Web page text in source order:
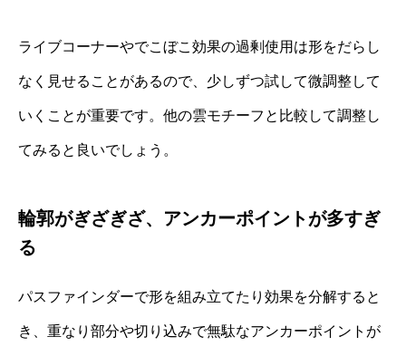
ライブコーナーやでこぼこ効果の過剰使用は形をだらし
なく見せることがあるので、少しずつ試して微調整して
いくことが重要です。他の雲モチーフと比較して調整し
てみると良いでしょう。
輪郭がぎざぎざ、アンカーポイントが多すぎ
る
パスファインダーで形を組み立てたり効果を分解すると
き、重なり部分や切り込みで無駄なアンカーポイントが